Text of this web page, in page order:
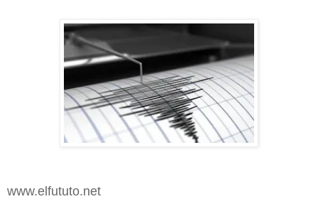
www.elfututo.net